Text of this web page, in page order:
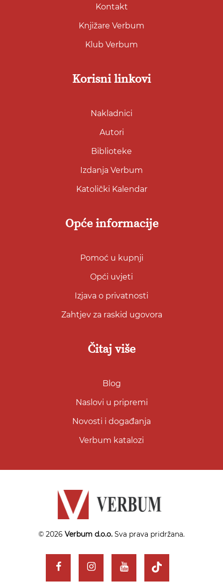
Kontakt
Knjižare Verbum
Klub Verbum
Korisni linkovi
Nakladnici
Autori
Biblioteke
Izdanja Verbum
Katolički Kalendar
Opće informacije
Pomoć u kupnji
Opći uvjeti
Izjava o privatnosti
Zahtjev za raskid ugovora
Čitaj više
Blog
Naslovi u pripremi
Novosti i događanja
Verbum katalozi
© 2026 Verbum d.o.o. Sva prava pridržana.